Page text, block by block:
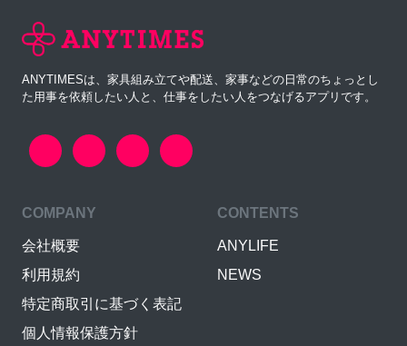
ANYTIMESは、家具組み立てや配送、家事などの日常のちょっとし
た用事を依頼したい人と、仕事をしたい人をつなげるアプリです。
COMPANY
会社概要
利用規約
特定商取引に基づく表記
個人情報保護方針
CONTENTS
ANYLIFE
NEWS